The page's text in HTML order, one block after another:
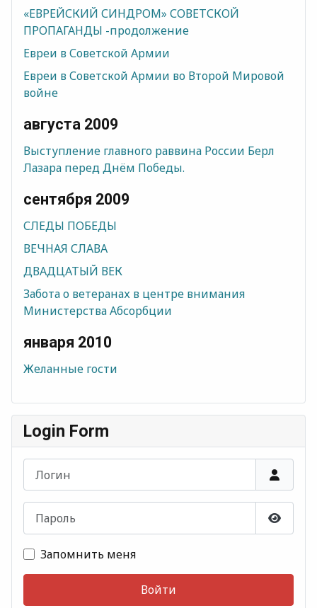
«ЕВРЕЙСКИЙ СИНДРОМ» СОВЕТСКОЙ
ПРОПАГАНДЫ -продолжение
Евреи в Советской Армии
Евреи в Советской Армии во Второй Мировой
войне
августа 2009
Выступление главного раввина России Берл
Лазара перед Днём Победы.
сентября 2009
СЛЕДЫ ПОБЕДЫ
ВЕЧНАЯ СЛАВА
ДВАДЦАТЫЙ ВЕК
Забота о ветеранах в центре внимания
Министерства Абсорбции
января 2010
Желанные гости
Login Form
Запомнить меня
Войти